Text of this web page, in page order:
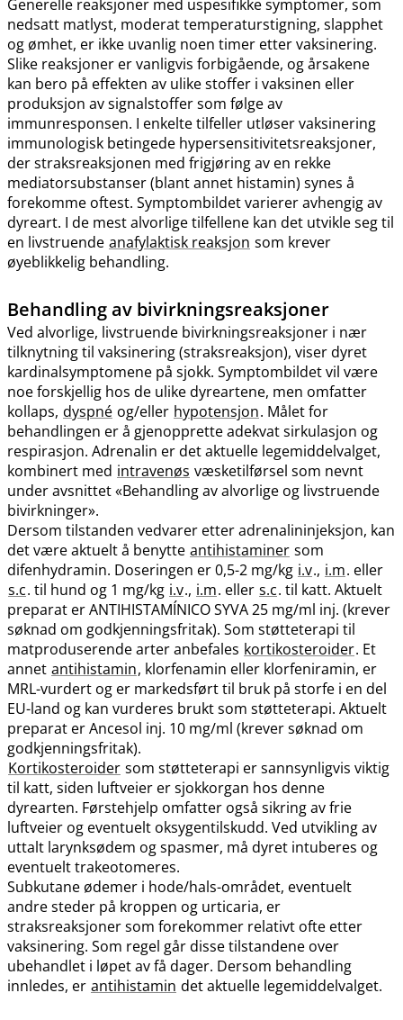
Generelle reaksjoner med uspesifikke symptomer, som
nedsatt matlyst, moderat temperaturstigning, slapphet
og ømhet, er ikke uvanlig noen timer etter vaksinering.
Slike reaksjoner er vanligvis forbigående, og årsakene
kan bero på effekten av ulike stoffer i vaksinen eller
produksjon av signalstoffer som følge av
immunresponsen. I enkelte tilfeller utløser vaksinering
immunologisk betingede hypersensitivitetsreaksjoner,
der straksreaksjonen med frigjøring av en rekke
mediatorsubstanser (blant annet histamin) synes å
forekomme oftest. Symptombildet varierer avhengig av
dyreart. I de mest alvorlige tilfellene kan det utvikle seg til
en livstruende anafylaktisk reaksjon som krever
øyeblikkelig behandling.
Behandling av bivirkningsreaksjoner
Ved alvorlige, livstruende bivirkningsreaksjoner i nær
tilknytning til vaksinering (straksreaksjon), viser dyret
kardinalsymptomene på sjokk. Symptombildet vil være
noe forskjellig hos de ulike dyreartene, men omfatter
kollaps, dyspné og​/​eller hypotensjon. Målet for
behandlingen er å gjenopprette adekvat sirkulasjon og
respirasjon. Adrenalin er det aktuelle legemiddelvalget,
kombinert med intravenøs væsketilførsel som nevnt
under avsnittet «Behandling av alvorlige og livstruende
bivirkninger».
Dersom tilstanden vedvarer etter adrenalininjeksjon, kan
det være aktuelt å benytte antihistaminer som
difenhydramin. Doseringen er 0,5-2 mg/kg i.v., i.m. eller
s.c. til hund og 1 mg/kg i.v., i.m. eller s.c. til katt. Aktuelt
preparat er ANTIHISTAMÍNICO SYVA 25 mg/ml inj. (krever
søknad om godkjenningsfritak). Som støtteterapi til
matproduserende arter anbefales kortikosteroider. Et
annet antihistamin, klorfenamin eller klorfeniramin, er
MRL-vurdert og er markedsført til bruk på storfe i en del
EU-land og kan vurderes brukt som støtteterapi. Aktuelt
preparat er Ancesol inj. 10 mg/ml (krever søknad om
godkjenningsfritak).
Kortikosteroider som støtteterapi er sannsynligvis viktig
til katt, siden luftveier er sjokkorgan hos denne
dyrearten. Førstehjelp omfatter også sikring av frie
luftveier og eventuelt oksygentilskudd. Ved utvikling av
uttalt larynksødem og spasmer, må dyret intuberes og
eventuelt trakeotomeres.
Subkutane ødemer i hode​/​hals-området, eventuelt
andre steder på kroppen og urticaria, er
straksreaksjoner som forekommer relativt ofte etter
vaksinering. Som regel går disse tilstandene over
ubehandlet i løpet av få dager. Dersom behandling
innledes, er antihistamin det aktuelle legemiddelvalget.